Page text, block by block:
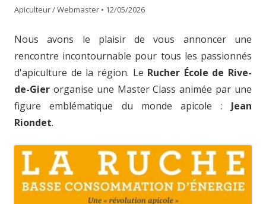
Apiculteur / Webmaster • 12/05/2026
Nous avons le plaisir de vous annoncer une
rencontre incontournable pour tous les passionnés
d'apiculture de la région. Le Rucher École de Rive-
de-Gier organise une Master Class animée par une
figure emblématique du monde apicole : Jean
Riondet.